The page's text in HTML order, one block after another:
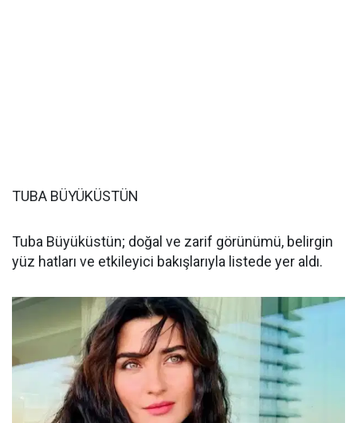
TUBA BÜYÜKÜSTÜN
Tuba Büyüküstün; doğal ve zarif görünümü, belirgin
yüz hatları ve etkileyici bakışlarıyla listede yer aldı.